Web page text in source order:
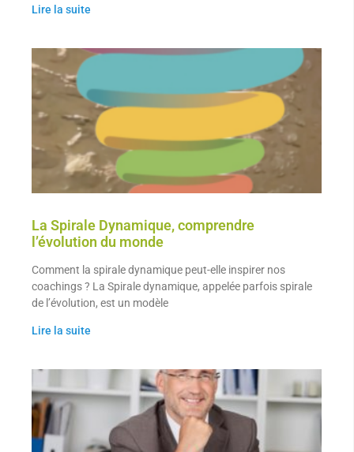
Lire la suite
La Spirale Dynamique, comprendre
l’évolution du monde
Comment la spirale dynamique peut-elle inspirer nos
coachings ? La Spirale dynamique, appelée parfois spirale
de l’évolution, est un modèle
Lire la suite